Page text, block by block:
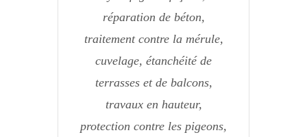
réparation de béton,
traitement contre la mérule,
cuvelage, étanchéité de
terrasses et de balcons,
travaux en hauteur,
protection contre les pigeons,